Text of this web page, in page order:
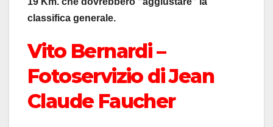
classifica generale.
Vito Bernardi –
Fotoservizio di Jean
Claude Faucher